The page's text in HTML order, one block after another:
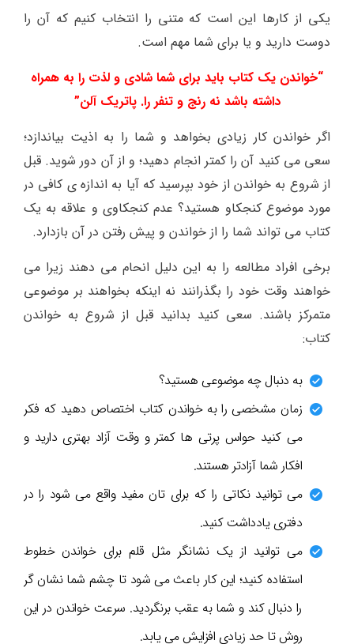
یکی از کارها این است که متنی را انتخاب کنیم که آن را
دوست دارید و یا برای شما مهم است.
“خواندن یک کتاب باید برای شما شادی و لذت را به همراه
داشته باشد نه رنج و تنفر را. پاتریک آلن”
اگر خواندن کار زیادی بخواهد و شما را به اذیت بیاندازد؛
سعی می کنید آن را کمتر انجام دهید؛ و از آن دور شوید. قبل
از شروع به خواندن از خود بپرسید که آیا به اندازه ی کافی در
مورد موضوع کنجکاو هستید؟ عدم کنجکاوی و علاقه به یک
کتاب می تواند شما را از خواندن و پیش رفتن در آن بازدارد.
برخی افراد مطالعه را به این دلیل انحام می دهند زیرا می
خواهند وقت خود را بگذرانند نه اینکه بخواهند بر موضوعی
متمرکز باشند. سعی کنید بدانید قبل از شروع به خواندن
کتاب:
به دنبال چه موضوعی هستید؟
زمان مشخصی را به خواندن کتاب اختصاص دهید که فکر
می کنید حواس پرتی ها کمتر و وقت آزاد بهتری دارید و
افکار شما آزادتر هستند.
می توانید نکاتی را که برای تان مفید واقع می شود را در
دفتری یادداشت کنید.
می توانید از یک نشانگر مثل قلم برای خواندن خطوط
استفاده کنید؛ این کار باعث می شود تا چشم شما نشان گر
را دنبال کند و شما به عقب برنگردید. سرعت خواندن در این
روش تا حد زیادی افزایش می یابد.